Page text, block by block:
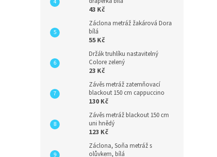
43 Kč
Záclona metráž žakárová Dora
bílá
55 Kč
Držák truhlíku nastavitelný
Colore zelený
23 Kč
Závěs metráž zatemňovací
blackout 150 cm cappuccino
130 Kč
Závěs metráž blackout 150 cm
uni hnědý
123 Kč
Záclona, Soňa metráž s
olůvkem, bílá